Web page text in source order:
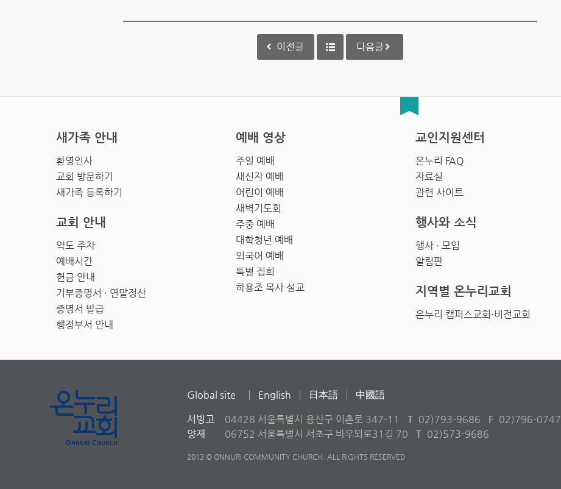
이전글 다음글
새가족 안내
환영인사
교회 방문하기
새가족 등록하기
예배 영상
주일 예배
새신자 예배
어린이 예배
새벽기도회
주중 예배
대학청년 예배
외국어 예배
특별 집회
하용조 목사 설교
교인지원센터
온누리 FAQ
자료실
관련 사이트
교회 안내
약도 주차
예배시간
헌금 안내
기부증명서 · 연말정산
증명서 발급
행정부서 안내
행사와 소식
행사 · 모임
알림판
지역별 온누리교회
온누리 캠퍼스교회·비전교회
Global site English 日本語 中國語
서빙고 04428 서울특별시 용산구 이촌로 347-11 T 02)793-9686 F 02)796-0747
양재
06752 서울특별시 서초구 바우뫼로31길 70 T 02)573-9686
2013 © ONNURI COMMUNITY CHURCH. ALL RIGHTS RESERVED